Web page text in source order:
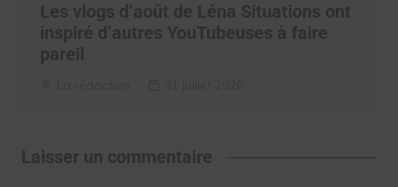
Les vlogs d’août de Léna Situations ont
inspiré d’autres YouTubeuses à faire
pareil
Laisser un commentaire